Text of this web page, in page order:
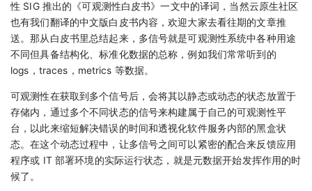
性 SIG 推出的《可观测性白皮书》一文中的译词，当然云原生社区
也有我们翻译的中文版白皮书内容，欢迎大家去看往期的文章推
送。那从白皮书里总结起来，多信号就是可观测性系统中各种用途
不同但具备结构化、标准化数据的总称，例如我们常常听到的
logs，traces，metrics 等数据。
可观测性在获取到多个信号后，会将其以静态或动态的状态放置于
存储内，通过多个不同状态的信号来构建属于自己的可观测性平
台，以此来缩短解决错误的时间和透视化软件服务内部的黑盒状
态。在这个动态过程中，让多信号之间可以紧密的配合来反馈应用
程序或 IT 部署环境的实际运行状态，就是元数据开始发挥作用的时
候了。